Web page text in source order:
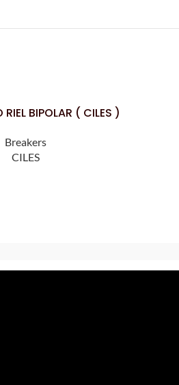
RIEL BIPOLAR ( CILES )
Breakers
CILES